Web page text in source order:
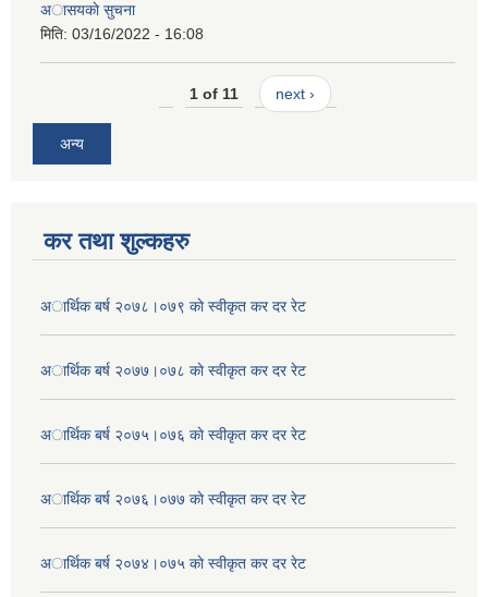
अासयकाे सुचना
मिति: 03/16/2022 - 16:08
1 of 11 next ›
अन्य
कर तथा शुल्कहरु
अार्थिक बर्ष २०७८।०७९ काे स्वीकृत कर दर रेट
अार्थिक बर्ष २०७७।०७८ काे स्वीकृत कर दर रेट
अार्थिक बर्ष २०७५।०७६ काे स्वीकृत कर दर रेट
अार्थिक बर्ष २०७६।०७७ काे स्वीकृत कर दर रेट
अार्थिक बर्ष २०७४।०७५ काे स्वीकृत कर दर रेट